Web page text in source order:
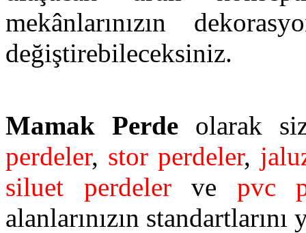
mekânlarınızın
değiştirebileceksiniz.
Mamak Perdeolarak
perdeler, stor perdeler,
siluet perdelerve pvc
alanlarınızın